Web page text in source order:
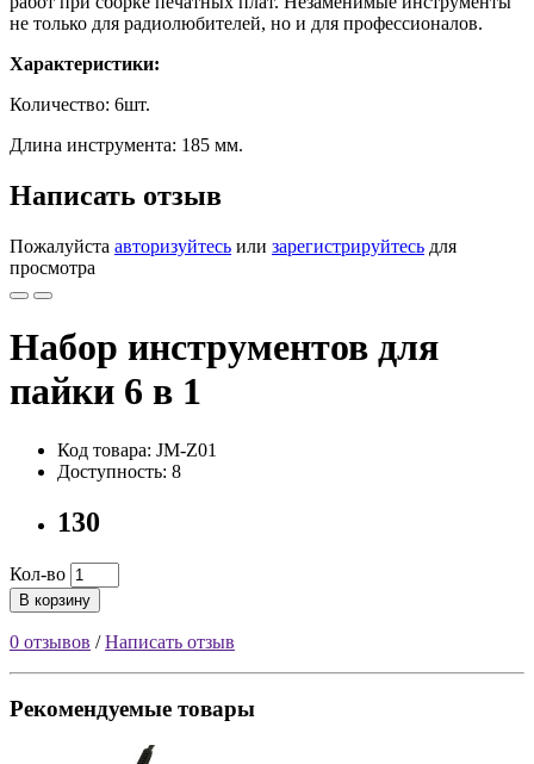
не только для радиолюбителей, но и для профессионалов.
Характеристики:
Количество: 6шт.
Длина инструмента: 185 мм.
Написать отзыв
Пожалуйста авторизуйтесь или зарегистрируйтесь для
просмотра
Набор инструментов для
пайки 6 в 1
Код товара: JM-Z01
Доступность: 8
130
Кол-во
В корзину
0 отзывов /Написать отзыв
Рекомендуемые товары